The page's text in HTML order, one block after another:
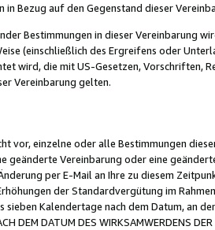
in Bezug auf den Gegenstand dieser
Bestimmungen in dieser Vereinbarung
(einschließlich des Ergreifens oder
wird, die mit US-Gesetzen, Vorschriften,
Vereinbarung gelten.
vor, einzelne oder alle Bestimmungen
geänderte Vereinbarung oder eine
per E-Mail an Ihre zu diesem
der Standardvergütung im
Kalendertage nach dem Datum, an
DEM DATUM DES WIRKSAMWERDENS